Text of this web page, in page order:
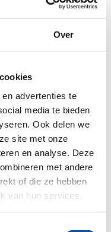
Over
advertenties te
media te bieden
Ook delen we
site met onze
en analyse. Deze
met andere
of die ze hebben
van hun services.
bedrijf met een
€5 miljoen per
impactvolle
hanteert: De
subsidie moeten
voor innovatie,
knellende IP-